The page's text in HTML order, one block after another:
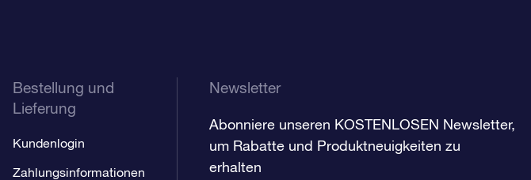
Bestellung und
Lieferung
Kundenlogin
Zahlungsinformationen
Newsletter
Abonniere unseren KOSTENLOSEN Newsletter,
um Rabatte und Produktneuigkeiten zu
erhalten